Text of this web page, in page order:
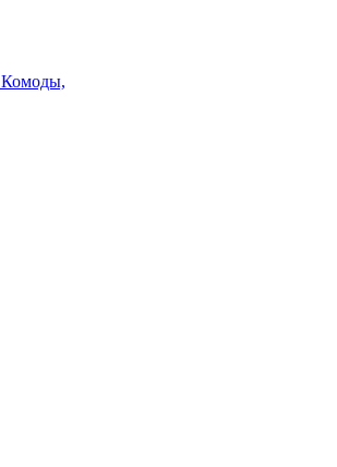
Комоды,